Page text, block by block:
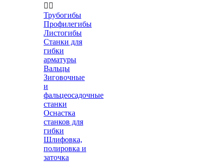
 
Трубогибы
Профилегибы
Листогибы
Станки для
гибки
арматуры
Вальцы
Зиговочные
и
фальцеосадочные
станки
Оснастка
станков для
гибки
Шлифовка,
полировка и
заточка